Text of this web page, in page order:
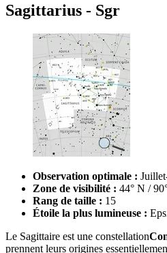
Sagittarius - Sgr
Observation optimale :
Zone de visibilité : 44° N /
Rang de taille : 15
Étoile la plus lumineuse :
Le Sagittaire est une constellation
prennent leurs origines